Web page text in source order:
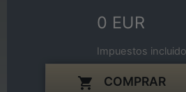
0 EUR
Impuestos
 COMPRAR